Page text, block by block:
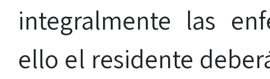
integralmente las
ello el residente